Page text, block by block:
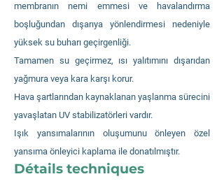
membranın nemi emmesi ve havalandırma
boşluğundan dışarıya yönlendirmesi nedeniyle
yüksek su buharı geçirgenliği.
Tamamen su geçirmez, ısı yalıtımını dışarıdan
yağmura veya kara karşı korur.
Hava şartlarından kaynaklanan yaşlanma sürecini
yavaşlatan UV stabilizatörleri vardır.
Işık yansımalarının oluşumunu önleyen özel
yansıma önleyici kaplama ile donatılmıştır.
Détails techniques